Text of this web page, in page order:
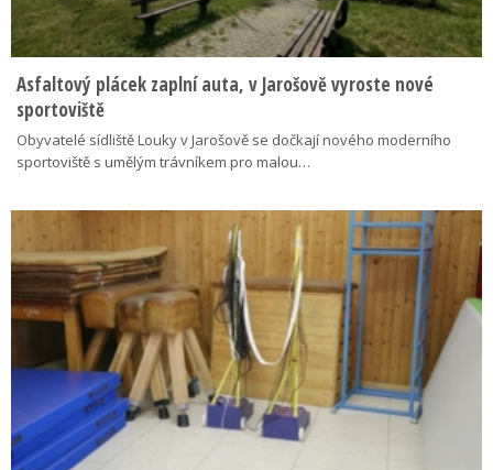
Asfaltový plácek zaplní auta, v Jarošově vyroste nové
sportoviště
Obyvatelé sídliště Louky v Jarošově se dočkají nového moderního
sportoviště s umělým trávníkem pro malou…